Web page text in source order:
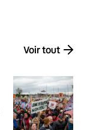
Voir tout